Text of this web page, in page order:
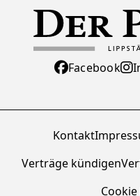
Facebook
Kontakt
Verträge kündigen